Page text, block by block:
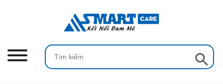
for:
Search Button